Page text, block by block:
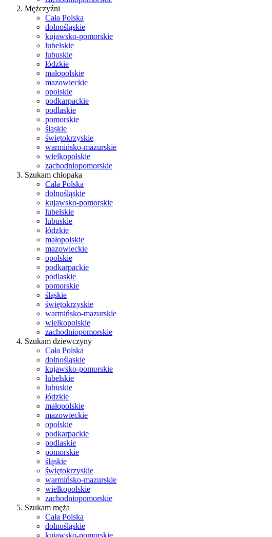
Mężczyźni
Cała Polska
dolnośląskie
kujawsko-pomorskie
lubelskie
lubuskie
łódzkie
małopolskie
mazowieckie
opolskie
podkarpackie
podlaskie
pomorskie
śląskie
świętokrzyskie
warmińsko-mazurskie
wielkopolskie
zachodniopomorskie
Szukam chłopaka
Cała Polska
dolnośląskie
kujawsko-pomorskie
lubelskie
lubuskie
łódzkie
małopolskie
mazowieckie
opolskie
podkarpackie
podlaskie
pomorskie
śląskie
świętokrzyskie
warmińsko-mazurskie
wielkopolskie
zachodniopomorskie
Szukam dziewczyny
Cała Polska
dolnośląskie
kujawsko-pomorskie
lubelskie
lubuskie
łódzkie
małopolskie
mazowieckie
opolskie
podkarpackie
podlaskie
pomorskie
śląskie
świętokrzyskie
warmińsko-mazurskie
wielkopolskie
zachodniopomorskie
Szukam męża
Cała Polska
dolnośląskie
kujawsko-pomorskie